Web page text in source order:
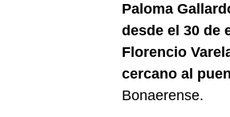
Paloma
desde el 30 de
Florencio
cercano al
Bonaerense.